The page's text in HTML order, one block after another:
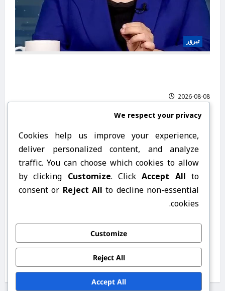
تیرۆر
2026-08-08
فیلمێک کە کۆمیتەی سوید دروستی کرد دوای
تیرۆرکردنی د. شەرەفکەندی
2026-08-07
We respect your privacy
Cookies help us improve your experience,
deliver personalized content, and analyze
traffic. You can choose which cookies to allow
by clicking Customize. ClickAccept All to
consent or Reject All to decline non-essential
cookies.
Customize
Reject All
Accept All